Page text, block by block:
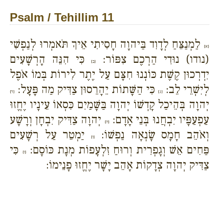
Psalm / Tehillim 11
{א}
לַמְנַצֵּחַ לְדָוִד בַּיהוָה חָסִיתִי אֵיךְ תֹּאמְרוּ לְנַפְשִׁי
(נודו) נוּדִי הַרְכֶם צִפּוֹר:
{ב}כִּי הִנֵּה הָרְשָׁעִים
יִדְרְכוּן קֶשֶׁת כּוֹנְנוּ חִצָּם עַל יֶתֶר לִירוֹת בְּמוֹ אֹפֶל
לְיִשְׁרֵי לֵב:{ג} כִּי הַשָּׁתוֹת יֵהָרֵסוּן צַדִּיק מַה פָּעָל: {ד}
יְהוָה בְּהֵיכַל קָדְשׁוֹ יְהוָה בַּשָּׁמַיִם כִּסְאוֹ עֵינָיו יֶחֱזוּ
עַפְעַפָּיו יִבְחֲנוּ בְּנֵי אָדָם:{ה}
יְהוָה צַדִּיק יִבְחָן וְרָשָׁע
וְאֹהֵב חָמָס שָׂנְאָה נַפְשׁוֹ:
{ו}יַמְטֵר עַל רְשָׁעִים
פַּחִים אֵשׁ וְגָפְרִית וְרוּחַ זִלְעָפוֹת מְנָת כּוֹסָם:{ז}
כִּי
צַדִּיק יְהוָה צְדָקוֹת אָהֵב יָשָׁר יֶחֱזוּ פָנֵימוֹ: